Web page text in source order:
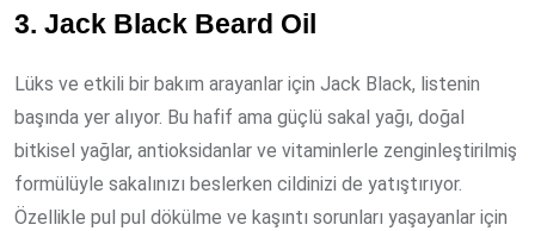
3. Jack Black Beard Oil
Lüks ve etkili bir bakım arayanlar için Jack Black, listenin
başında yer alıyor. Bu hafif ama güçlü sakal yağı, doğal
bitkisel yağlar, antioksidanlar ve vitaminlerle zenginleştirilmiş
formülüyle sakalınızı beslerken cildinizi de yatıştırıyor.
Özellikle pul pul dökülme ve kaşıntı sorunları yaşayanlar için